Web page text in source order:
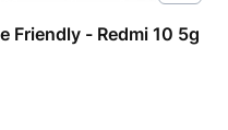
Friendly - Redmi 10 5g